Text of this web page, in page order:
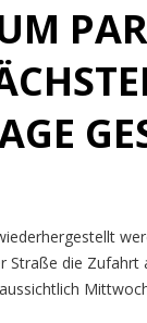
Straße die